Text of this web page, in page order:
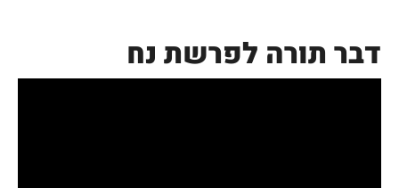
דבר תורה לפרשת נח